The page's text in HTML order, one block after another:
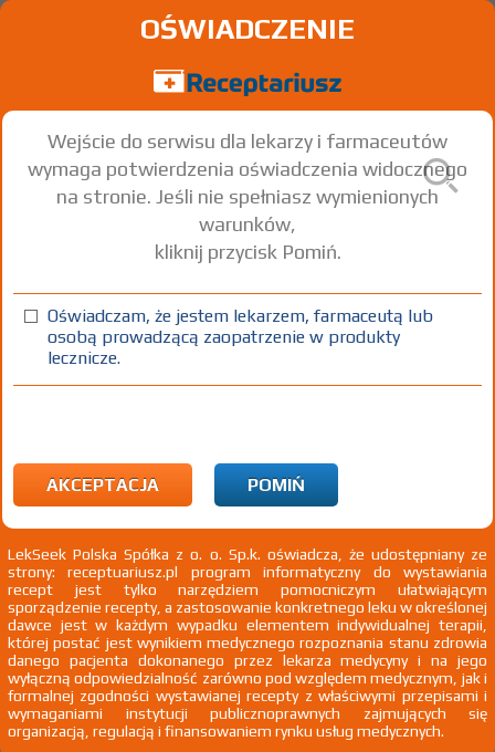
Znaleziono wyników:
F60 Specyficzne zaburzenia osobowości
Haloperidol
WZF
Rx
100%
6,64 zł
30%
3,24 zł 2,07 bezpł.
Haloperidolum
tabl. 1 mg 40 szt. Doustnie Polfa Warszawa SA
1)Tylko we wskazaniach pozarejestracyjnych Pokaż wskazania
z ChPL
Wskazania pozarejestracyjne: Choroba Huntingtona
OŚWIADCZENIE
Wejście do serwisu dla lekarzy i farmaceutów
wymaga potwierdzenia oświadczenia widocznego
na stronie. Jeśli nie spełniasz wymienionych
warunków,
kliknij przycisk Pomiń.
Oświadczam, że jestem lekarzem, farmaceutą lub
osobą prowadzącą zaopatrzenie w produkty
lecznicze.
AKCEPTACJA POMIŃ
LekSeek Polska Spółka z o. o. Sp.k. oświadcza, że udostępniany ze
strony: receptuariusz.pl program informatyczny do wystawiania
recept jest tylko narzędziem pomocniczym ułatwiającym
sporządzenie recepty, a zastosowanie konkretnego leku w określonej
dawce jest w każdym wypadku elementem indywidualnej terapii,
której postać jest wynikiem medycznego rozpoznania stanu zdrowia
danego pacjenta dokonanego przez lekarza medycyny i na jego
wyłączną odpowiedzialność zarówno pod względem medycznym, jak i
formalnej zgodności wystawianej recepty z właściwymi przepisami i
wymaganiami instytucji publicznoprawnych zajmujących się
organizacją, regulacją i finansowaniem rynku usług medycznych.